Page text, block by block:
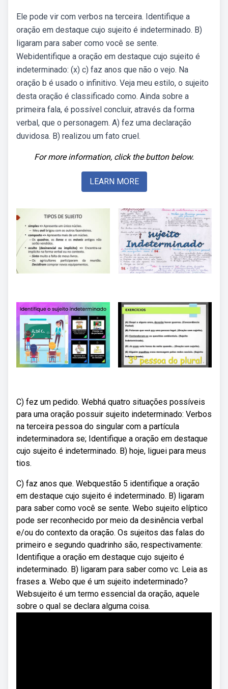
Ele pode vir com verbos na terceira. Identifique a
oração em destaque cujo sujeito é indeterminado. B)
ligaram para saber como você se sente.
Webidentifique a oração em destaque cujo sujeito é
indeterminado: (x) c) faz anos que não o vejo. Na
oração b é usado o infinitivo. Veja meu estilo, o sujeito
desta oração é classificado como. Ainda sobre a
primeira fala, é possível concluir, através da forma
verbal, que o personagem. A) fez uma declaração
duvidosa. B) realizou um fato cruel.
For more information, click the button below.
LEARN MORE
C) fez um pedido. Webhá quatro situações possíveis
para uma oração possuir sujeito indeterminado: Verbos
na terceira pessoa do singular com a partícula
indeterminadora se; Identifique a oração em destaque
cujo sujeito é indeterminado. B) hoje, liguei para meus
tios.
C) faz anos que. Webquestão 5 identifique a oração
em destaque cujo sujeito é indeterminado. B) ligaram
para saber como você se sente. Webo sujeito elíptico
pode ser reconhecido por meio da desinência verbal
e/ou do contexto da oração. Os sujeitos das falas do
primeiro e segundo quadrinho são, respectivamente:
Identifique a oração em destaque cujo sujeito é
indeterminado. B) ligaram para saber como vc. Leia as
frases a. Webo que é um sujeito indeterminado?
Websujeito é um termo essencial da oração, aquele
sobre o qual se declara alguma coisa.